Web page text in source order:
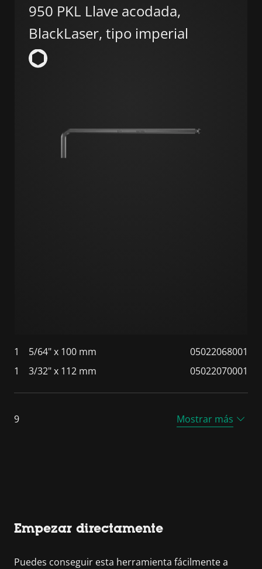
950 PKL Llave acodada,
BlackLaser, tipo imperial
1 5/64" x 100 mm
05022068001
1
3/32" x 112 mm 05022070001
9 Mostrar más
Empezar directamente
Puedes conseguir esta herramienta fácilmente a